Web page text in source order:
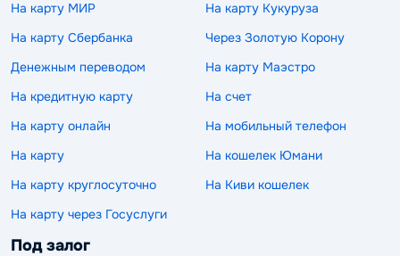
На карту МИР
На карту Кукуруза
На карту Сбербанка
Через Золотую Корону
Денежным переводом
На карту Маэстро
На кредитную карту
На счет
На карту онлайн
На мобильный телефон
На карту
На кошелек Юмани
На карту круглосуточно
На Киви кошелек
На карту через Госуслуги
Под залог